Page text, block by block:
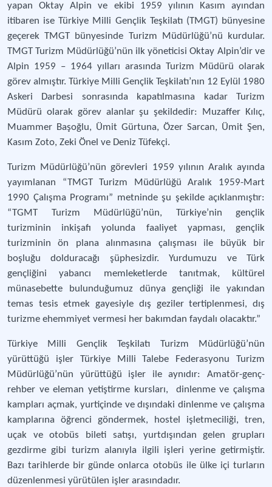
yapan Oktay Alpin ve ekibi 1959 yılının Kasım ayından
itibaren ise Türkiye Milli Gençlik Teşkilatı (TMGT) bünyesine
geçerek TMGT bünyesinde Turizm Müdürlüğü’nü kurdular.
TMGT Turizm Müdürlüğü’nün ilk yöneticisi Oktay Alpin’dir ve
Alpin 1959 – 1964 yılları arasında Turizm Müdürü olarak
görev almıştır. Türkiye Milli Gençlik Teşkilatı’nın 12 Eylül 1980
Askeri Darbesi sonrasında kapatılmasına kadar Turizm
Müdürü olarak görev alanlar şu şekildedir: Muzaffer Kılıç,
Muammer Başoğlu, Ümit Gürtuna, Özer Sarcan, Ümit Şen,
Kasım Zoto, Zeki Önel ve Deniz Tüfekçi.
Turizm Müdürlüğü’nün görevleri 1959 yılının Aralık ayında
yayımlanan “TMGT Turizm Müdürlüğü Aralık 1959-Mart
1990 Çalışma Programı” metninde şu şekilde açıklanmıştır:
“TGMT Turizm Müdürlüğü’nün, Türkiye’nin gençlik
turizminin inkişafı yolunda faaliyet yapması, gençlik
turizminin ön plana alınmasına çalışması ile büyük bir
boşluğu dolduracağı şüphesizdir. Yurdumuzu ve Türk
gençliğini yabancı memleketlerde tanıtmak, kültürel
münasebette bulunduğumuz dünya gençliği ile yakından
temas tesis etmek gayesiyle dış geziler tertiplenmesi, dış
turizme ehemmiyet vermesi her bakımdan faydalı olacaktır.”
Türkiye Milli Gençlik Teşkilatı Turizm Müdürlüğü’nün
yürüttüğü işler Türkiye Milli Talebe Federasyonu Turizm
Müdürlüğü’nün yürüttüğü işler ile aynıdır: Amatör-genç-
rehber ve eleman yetiştirme kursları, dinlenme ve çalışma
kampları açmak, yurtiçinde ve dışındaki dinlenme ve çalışma
kamplarına öğrenci göndermek, hostel işletmeciliği, tren,
uçak ve otobüs bileti satışı, yurtdışından gelen grupları
gezdirme gibi turizm alanıyla ilgili işleri yerine getirmiştir.
Bazı tarihlerde bir günde onlarca otobüs ile ülke içi turların
düzenlenmesi yürütülen işler arasındadır.